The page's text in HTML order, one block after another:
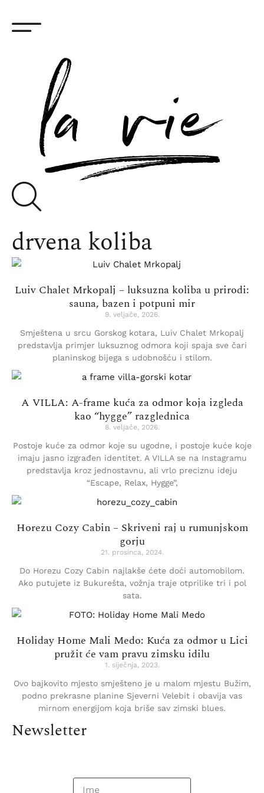
drvena koliba
Luiv Chalet Mrkopalj – luksuzna koliba u prirodi:
sauna, bazen i potpuni mir
9. veljače, 2026.
Smještena u srcu Gorskog kotara, Luiv Chalet Mrkopalj
predstavlja primjer luksuznog odmora koji spaja sve čari
planinskog bijega s udobnošću i stilom.
A VILLA: A-frame kuća za odmor koja izgleda
kao “hygge” razglednica
8. veljače, 2026.
Postoje kuće za odmor koje su ugodne, i postoje kuće koje
imaju jasno izgrađen identitet. A VILLA se na Instagramu
predstavlja kroz jednostavnu, ali vrlo preciznu ideju
“Escape, Relax, Hygge”,
Horezu Cozy Cabin – Skriveni raj u rumunjskom
gorju
21. prosinca, 2024.
Do Horezu Cozy Cabin najlakše ćete doći automobilom.
Ako putujete iz Bukurešta, vožnja traje otprilike tri i pol
sata.
Holiday Home Mali Medo: Kuća za odmor u Lici
pružit će vam pravu zimsku idilu
1. siječnja, 2023.
Ovo bajkovito mjesto smješteno je u malom mjestu Bužim,
podno prekrasne planine Sjeverni Velebit i obavija vas
mirnom energijom koja briše sav zimski blues.
Newsletter